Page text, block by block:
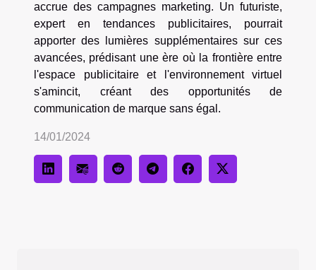
accrue des campagnes marketing. Un futuriste,
expert en tendances publicitaires, pourrait
apporter des lumières supplémentaires sur ces
avancées, prédisant une ère où la frontière entre
l'espace publicitaire et l'environnement virtuel
s'amincit, créant des opportunités de
communication de marque sans égal.
14/01/2024